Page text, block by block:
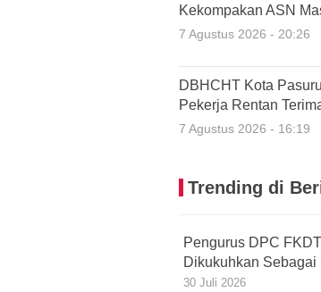
Kekompakan ASN
7 Agustus 2026 - 20:26
DBHCHT Kota
Pekerja Rentan
7 Agustus 2026 - 16:19
Trending di
Pengurus DPC
Dikukuhkan Sebagai
30 Juli 2026